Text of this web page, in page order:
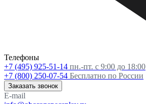
Телефоны
+7 (495) 925-51-14 пн.-пт. с 9:00 до 18:00
+7 (800) 250-07-54 Бесплатно по России
Заказать звонок
E-mail